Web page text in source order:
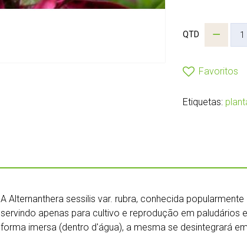
QTD
Favoritos
Etiquetas:
A Alternanthera sessilis var. rubra, conhecida
servindo apenas para cultivo e reprodução em paludários
forma imersa (dentro d'água), a mesma se desintegrará